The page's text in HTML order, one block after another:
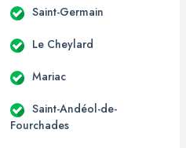
Saint-Germain
Le Cheylard
Mariac
Saint-Andéol-de-
Fourchades